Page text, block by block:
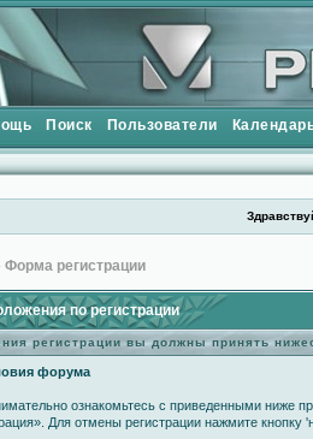
Поиск Пользователи
Форма регистрации
по регистрации
регистрации вы должны принять
форума
ознакомьтесь с приведенными ниже
Для отмены регистрации нажмите кнопку